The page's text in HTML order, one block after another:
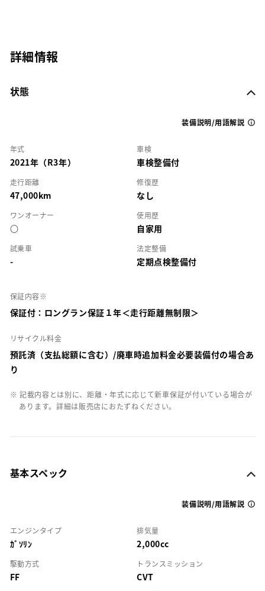
詳細情報
状態
装備説明/用語解説
年式
2021年（R3年）
車検
車検整備付
走行距離
47,000km
修復歴
なし
ワンオーナー
○
使用歴
自家用
試乗車
-
法定整備
定期点検整備付
保証内容※
保証付：ロングラン保証１年＜走行距離無制限＞
リサイクル料金
預託済（支払総額に含む）/廃車時追加料金必要装備付の場合あ
り
※ 記載内容とは別に、距離・年式に応じて新車保証が付いている場合が
あります。詳細は販売店におたずねください。
基本スペック
装備説明/用語解説
エンジンタイプ
ｶﾞｿﾘﾝ
排気量
2,000cc
駆動方式
FF
トランスミッション
CVT